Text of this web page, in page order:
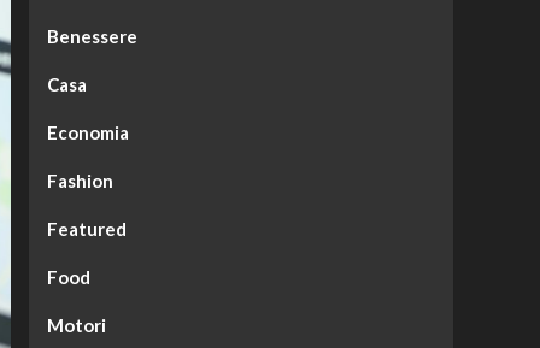
Benessere
Casa
Economia
Fashion
Featured
Food
Motori